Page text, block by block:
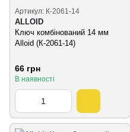
Артикул: К-2061-14
ALLOID
Ключ комбінований 14 мм
Alloid (К-2061-14)
66 грн
В наявності